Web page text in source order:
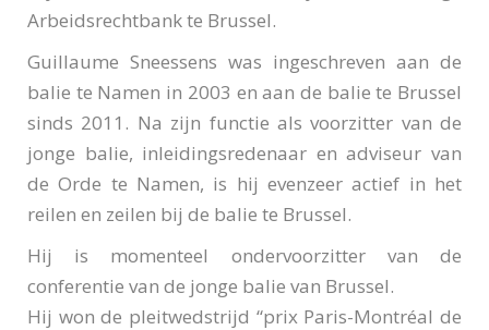
Arbeidsrechtbank te Brussel.
Guillaume Sneessens was ingeschreven aan de
balie te Namen in 2003 en aan de balie te Brussel
sinds 2011. Na zijn functie als voorzitter van de
jonge balie, inleidingsredenaar en adviseur van
de Orde te Namen, is hij evenzeer actief in het
reilen en zeilen bij de balie te Brussel.
Hij is momenteel ondervoorzitter van de
conferentie van de jonge balie van Brussel.
Hij won de pleitwedstrijd “prix Paris-Montréal de